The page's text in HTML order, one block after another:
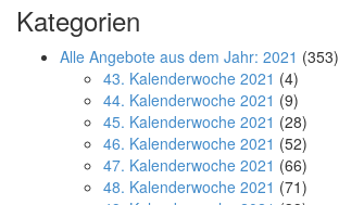
Kategorien
Alle Angebote aus dem Jahr: 2021 (353)
43. Kalenderwoche 2021 (4)
44. Kalenderwoche 2021 (9)
45. Kalenderwoche 2021 (28)
46. Kalenderwoche 2021 (52)
47. Kalenderwoche 2021 (66)
48. Kalenderwoche 2021 (71)